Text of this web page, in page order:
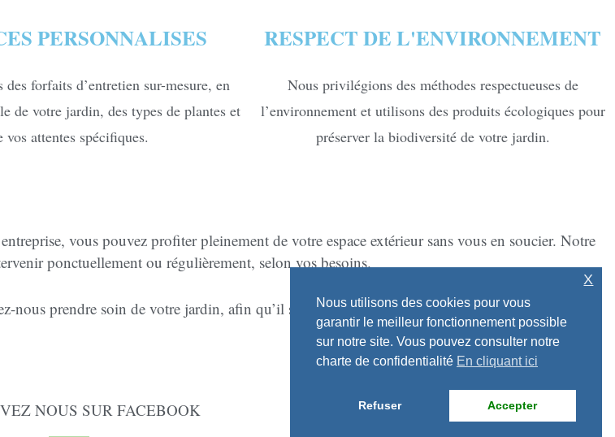
PERSONNALISES
des forfaits d’entretien sur-mesure, en
de votre jardin, des types de plantes et
vos attentes spécifiques.
RESPECT DE L'ENVIRONNEMENT
Nous privilégions des méthodes respectueuses de
l’environnement et utilisons des produits écologiques pour
préserver la biodiversité de votre jardin.
vous pouvez profiter pleinement de votre espace extérieur sans vous en soucier. Notre
ponctuellement ou régulièrement, selon vos besoins.
nous prendre soin de votre jardin, afin qu’il soit toujours magnifique et en pleine santé.
NOUS SUR FACEBOOK
Nous utilisons des cookies pour vous
garantir le meilleur fonctionnement possible
sur notre site. Vous pouvez consulter notre
charte de confidentialité En cliquant ici
Refuser Accepter
X